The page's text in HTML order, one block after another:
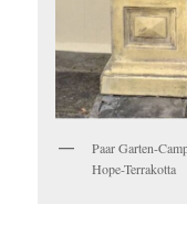
Paar Garten-
Hope-Terrakotta